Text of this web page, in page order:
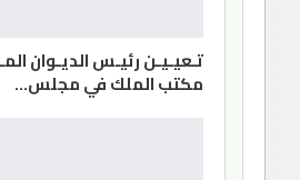
تـعيـيـن رئيـس الديـوان
مكتب الملك في مجلس…